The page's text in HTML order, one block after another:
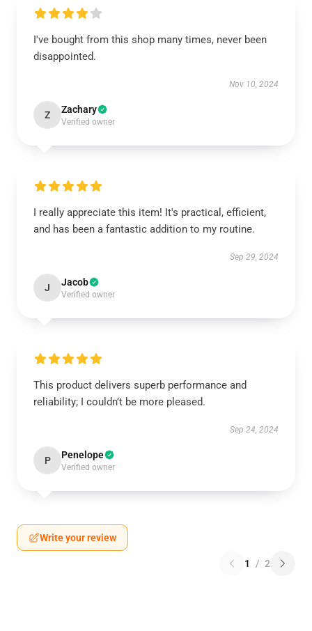
I've bought from this shop many times, never been
disappointed.
Nov 10, 2024
Z Zachary
Verified owner
I really appreciate this item! It's practical, efficient,
and has been a fantastic addition to my routine.
Sep 29, 2024
J Jacob
Verified owner
This product delivers superb performance and
reliability; I couldn’t be more pleased.
Sep 24, 2024
P Penelope
Verified owner
Write your review
1 / 2